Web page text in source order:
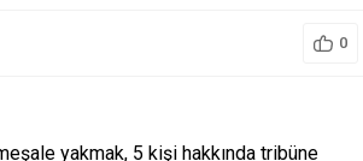
0
yakmak, 5 kişi hakkında tribüne